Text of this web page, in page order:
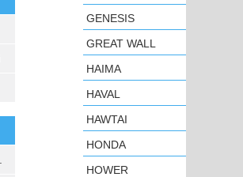
GENESIS
GREAT WALL
HAIMA
HAVAL
HAWTAI
HONDA
HOWER